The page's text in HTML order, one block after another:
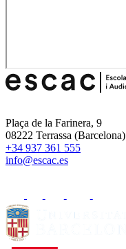
Plaça de la Farinera, 9
08222 Terrassa (Barcelona)
+34 937 361 555
info@escac.es